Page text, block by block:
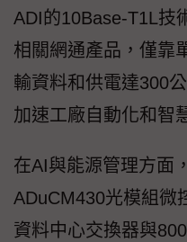
ADI的10Base-T1L技
相關網通產品，僅靠
輸資料和供電達300
加速工廠自動化和智
在AI與能源管理方面
ADuCM430光模組微
資料中心交換器與